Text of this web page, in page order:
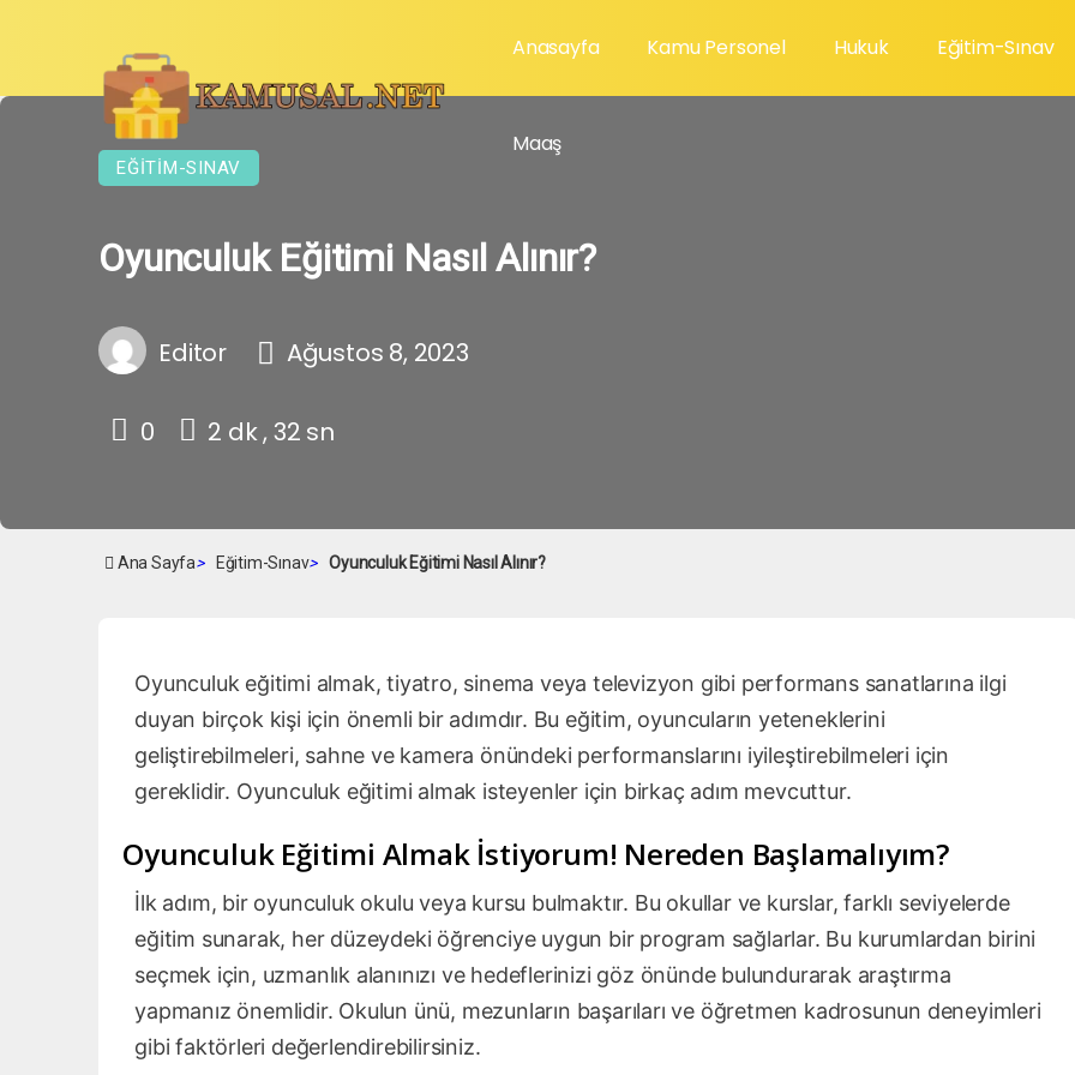
Anasayfa Kamu Personel Hukuk Eğitim-Sınav
Maaş
EĞITIM-SINAV
Oyunculuk Eğitimi Nasıl Alınır?
Editor Ağustos 8, 2023
0 2 dk , 32 sn
Ana Sayfa> Eğitim-Sınav> Oyunculuk Eğitimi Nasıl Alınır?
Oyunculuk eğitimi almak, tiyatro, sinema veya televizyon gibi performans sanatlarına ilgi
duyan birçok kişi için önemli bir adımdır. Bu eğitim, oyuncuların yeteneklerini
geliştirebilmeleri, sahne ve kamera önündeki performanslarını iyileştirebilmeleri için
gereklidir. Oyunculuk eğitimi almak isteyenler için birkaç adım mevcuttur.
Oyunculuk Eğitimi Almak İstiyorum! Nereden Başlamalıyım?
İlk adım, bir oyunculuk okulu veya kursu bulmaktır. Bu okullar ve kurslar, farklı seviyelerde
eğitim sunarak, her düzeydeki öğrenciye uygun bir program sağlarlar. Bu kurumlardan birini
seçmek için, uzmanlık alanınızı ve hedeflerinizi göz önünde bulundurarak araştırma
yapmanız önemlidir. Okulun ünü, mezunların başarıları ve öğretmen kadrosunun deneyimleri
gibi faktörleri değerlendirebilirsiniz.